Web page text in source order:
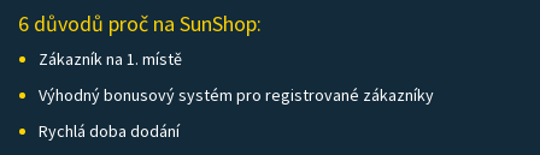
6 důvodů proč na SunShop:
Zákazník na 1. místě
Výhodný bonusový systém pro registrované zákazníky
Rychlá doba dodání